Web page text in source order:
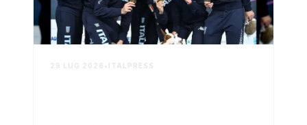
29 LUG 2026 • ITALPRESS